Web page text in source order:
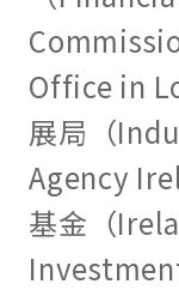
Office in
展局（
Agency
基金（